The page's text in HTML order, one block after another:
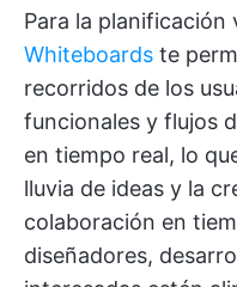
Para la planificación
Whiteboards te
recorridos de los
funcionales y flujos
en tiempo real, lo
lluvia de ideas y la
colaboración en
diseñadores,